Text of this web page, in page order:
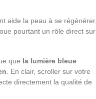
aide la peau à se régénérer,
pourtant un rôle direct sur
que la lumière bleue
. En clair, scroller sur votre
directement la qualité de